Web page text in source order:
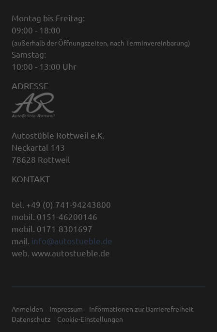
Montag bis Freitag:
09:00 - 18:00
(außerhalb der Öffnungszeiten, nach Terminvereinbarung)
Samstag:
10:00 - 13:00 Uhr
ADRESSE
Autostüble Rottweil e.K.
Neckartal 143
78628 Rottweil
KONTAKT
tel. +49 (0) 741-94243800
mobil. 0151-46200146
mobil. 0171-8301697
mail. info@autostueble.de
web. www.autostueble.de
Anmelden Impressum
Informationen zur Barrierefreiheit
Datenschutz
Cookie-Einstellungen